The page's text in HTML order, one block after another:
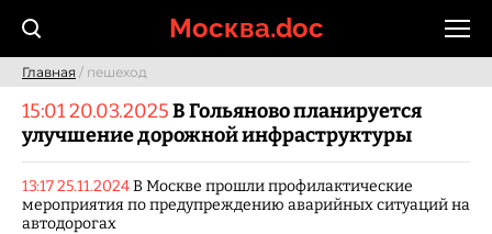
Москва.doc
Главная / пешеход
15:01 20.03.2025В Гольяново планируется
улучшение дорожной инфраструктуры
13:17 25.11.2024В Москве прошли профилактические
мероприятия по предупреждению аварийных ситуаций на
автодорогах